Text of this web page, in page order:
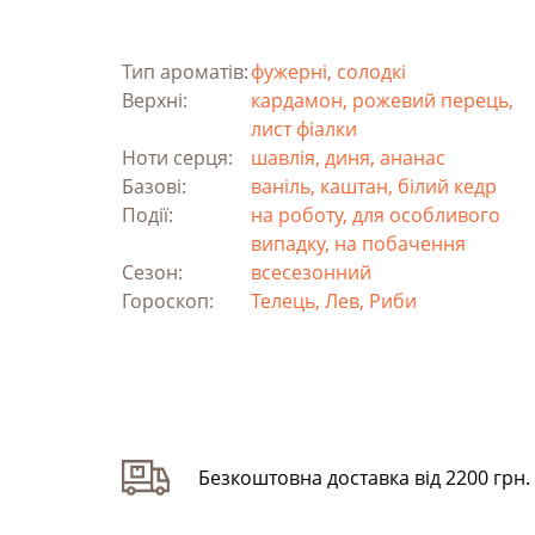
Тип ароматів:фужерні, солодкі
Верхні:
кардамон, рожевий перець,
лист фіалки
Ноти серця:
шавлія, диня, ананас
Базові:
ваніль, каштан, білий кедр
Події:
на роботу, для особливого
випадку, на побачення
Сезон:
всесезонний
Гороскоп:
Телець, Лев, Риби
Безкоштовна доставка від 2200 грн.